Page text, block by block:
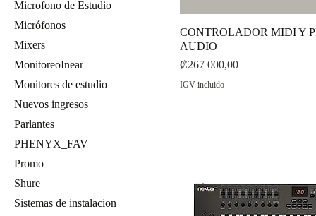
Microfono de Estudio
Micrófonos
Mixers
MonitoreoInear
Monitores de estudio
Nuevos ingresos
Parlantes
PHENYX_FAV
Promo
Shure
Sistemas de instalacion
CONTROLADOR MIDI Y
AUDIO
Precio
₡267 000,00
IGV incluido